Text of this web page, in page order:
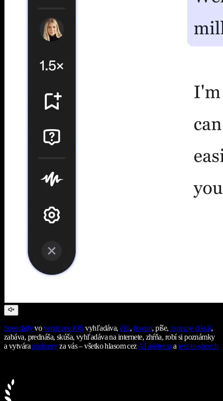
Speechifyvoverzii pre iOS vyhľadáva,číta, hovorí, píše,zapisuje diktát,
zabáva, prednáša, skúša, vyhľadáva na internete, zhŕňa, robí si poznámky
a vytvárapodcastyza vás – všetko hlasom cezAI asistentaatext-to-speech